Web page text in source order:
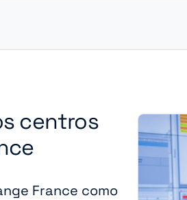
centros
France como